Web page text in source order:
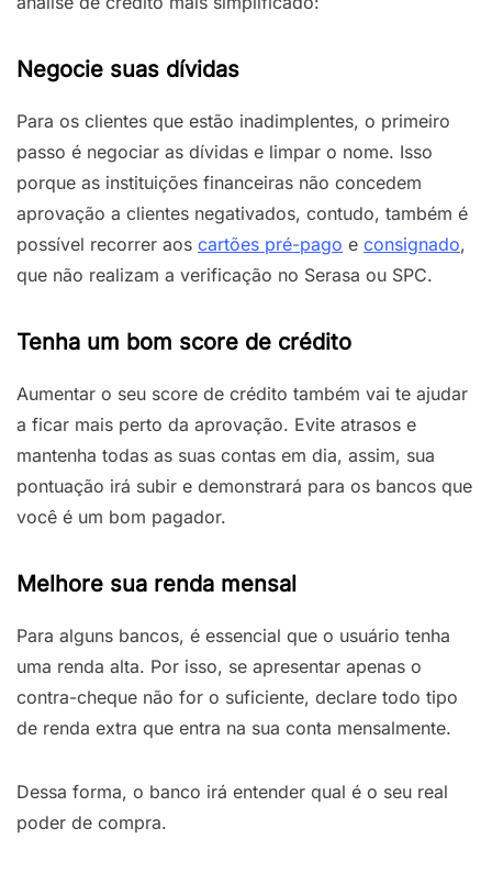
Negocie suas dívidas
Para os clientes que estão inadimplentes, o primeiro
passo é negociar as dívidas e limpar o nome. Isso
porque as instituições financeiras não concedem
aprovação a clientes negativados, contudo, também é
possível recorrer aos cartões pré-pago e consignado,
que não realizam a verificação no Serasa ou SPC.
Tenha um bom score de crédito
Aumentar o seu score de crédito também vai te ajudar
a ficar mais perto da aprovação. Evite atrasos e
mantenha todas as suas contas em dia, assim, sua
pontuação irá subir e demonstrará para os bancos que
você é um bom pagador.
Melhore sua renda mensal
Para alguns bancos, é essencial que o usuário tenha
uma renda alta. Por isso, se apresentar apenas o
contra-cheque não for o suficiente, declare todo tipo
de renda extra que entra na sua conta mensalmente.
Dessa forma, o banco irá entender qual é o seu real
poder de compra.